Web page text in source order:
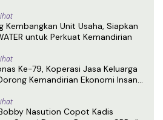
Kembangkan Unit Usaha, Siapkan
untuk Perkuat Kemandirian
Ke-79, Koperasi Jasa Keluarga
Kemandirian Ekonomi Insan
Nasution Copot Kadis